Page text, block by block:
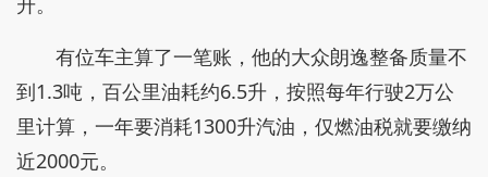
有位车主算了一笔账，他的大众朗逸整备质量不
到1.3吨，百公里油耗约6.5升，按照每年行驶2万公
里计算，一年要消耗1300升汽油，仅燃油税就要缴纳
近2000元。